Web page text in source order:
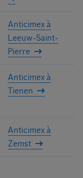
Anticimex à
Leeuw-Saint-
Pierre
Anticimex à
Tienen
Anticimex à
Zemst